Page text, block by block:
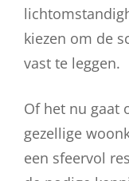
kiezen om de
vast te leggen.
Of het nu gaat
gezellige
een sfeervol